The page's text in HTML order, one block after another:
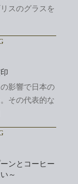
スのグラスを
影響で日本の
その代表的な
ンとコーヒー
～